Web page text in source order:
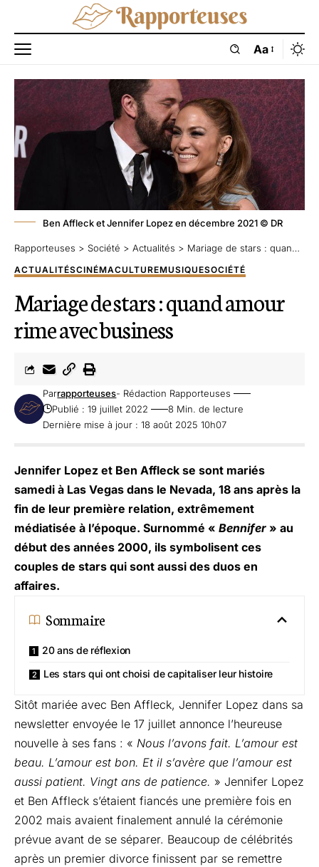
Aa
Ben Affleck et Jennifer Lopez en décembre 2021 © DR
Rapporteuses > Société > Actualités > Mariage de stars : quand amour rime avec business
ACTUALITÉSCINÉMACULTUREMUSIQUESOCIÉTÉ
Mariage de stars : quand amour
rime avec business
Dernière mise à jour : 18 août 2025 10h07
Parrapporteuses- Rédaction Rapporteuses
Publié : 19 juillet 2022
8 Min. de lecture
Jennifer Lopez et Ben Affleck se sont mariés
samedi à Las Vegas dans le Nevada, 18 ans après la
fin de leur première relation, extrêmement
médiatisée à l’époque. Surnommé « Bennifer » au
début des années 2000, ils symbolisent ces
couples de stars qui sont aussi des duos en
affaires.
Sommaire
20 ans de réflexion
Les stars qui ont choisi de capitaliser leur histoire
Sitôt mariée avec Ben Affleck, Jennifer Lopez dans sa
newsletter envoyée le 17 juillet annonce l’heureuse
nouvelle à ses fans : « Nous l’avons fait. L’amour est
beau. L’amour est bon. Et il s’avère que l’amour est
aussi patient. Vingt ans de patience. » Jennifer Lopez
et Ben Affleck s’étaient fiancés une première fois en
2002 mais avaient finalement annulé la cérémonie
prévue avant de se séparer. Beaucoup de célébrités
après un premier divorce finissent par se remettre